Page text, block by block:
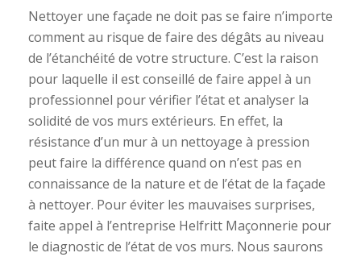
Nettoyer une façade ne doit pas se faire n’importe
comment au risque de faire des dégâts au niveau
de l’étanchéité de votre structure. C’est la raison
pour laquelle il est conseillé de faire appel à un
professionnel pour vérifier l’état et analyser la
solidité de vos murs extérieurs. En effet, la
résistance d’un mur à un nettoyage à pression
peut faire la différence quand on n’est pas en
connaissance de la nature et de l’état de la façade
à nettoyer. Pour éviter les mauvaises surprises,
faite appel à l’entreprise Helfritt Maçonnerie pour
le diagnostic de l’état de vos murs. Nous saurons